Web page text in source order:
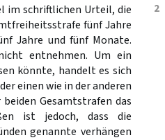
2
im schriftlichen Urteil, die
fünf Jahre
Jahre und fünf Monate.
entnehmen. Um ein
könnte, handelt es sich
einen wie in der anderen
Gesamtstrafen das
ist jedoch, dass die
genannte verhängen